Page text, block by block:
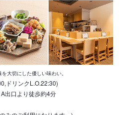
大切にした優しい味わい。
ドリンクL.O.22:30)
出口より徒歩約4分